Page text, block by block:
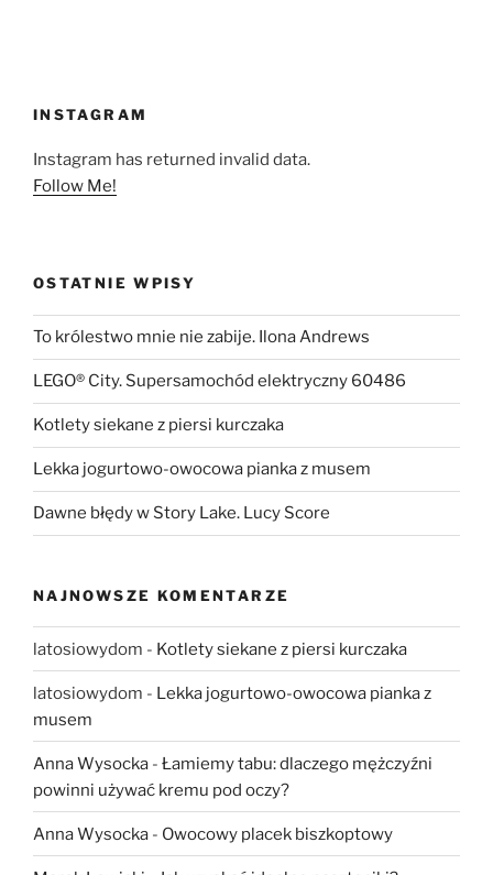
INSTAGRAM
Instagram has returned invalid data.
Follow Me!
OSTATNIE WPISY
To królestwo mnie nie zabije. Ilona Andrews
LEGO® City. Supersamochód elektryczny 60486
Kotlety siekane z piersi kurczaka
Lekka jogurtowo-owocowa pianka z musem
Dawne błędy w Story Lake. Lucy Score
NAJNOWSZE KOMENTARZE
latosiowydom - Kotlety siekane z piersi kurczaka
latosiowydom - Lekka jogurtowo-owocowa pianka z
musem
Anna Wysocka - Łamiemy tabu: dlaczego mężczyźni
powinni używać kremu pod oczy?
Anna Wysocka - Owocowy placek biszkoptowy